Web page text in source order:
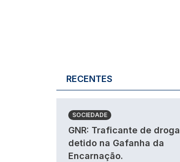
RECENTES
SOCIEDADE
GNR: Traficante de droga
detido na Gafanha da
Encarnação.